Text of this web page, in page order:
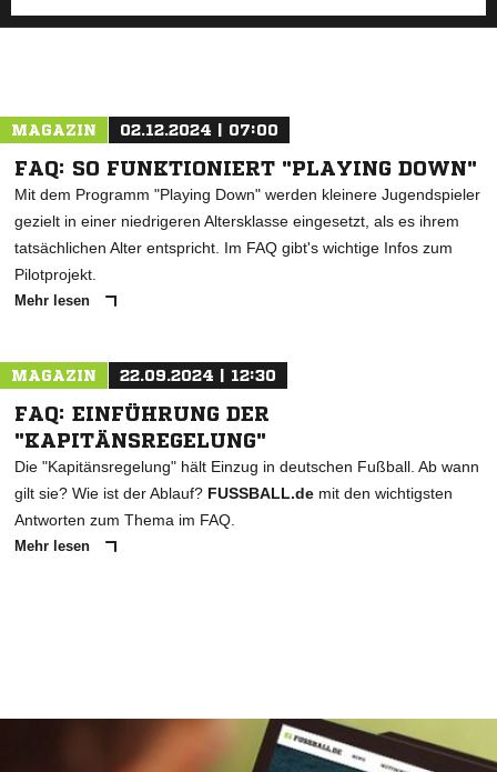
MAGAZIN 02.12.2024 | 07:00
FAQ: SO FUNKTIONIERT "PLAYING DOWN"
Mit dem Programm "Playing Down" werden kleinere Jugendspieler
gezielt in einer niedrigeren Altersklasse eingesetzt, als es ihrem
tatsächlichen Alter entspricht. Im FAQ gibt's wichtige Infos zum
Pilotprojekt.
Mehr lesen
MAGAZIN 22.09.2024 | 12:30
FAQ: EINFÜHRUNG DER
"KAPITÄNSREGELUNG"
Die "Kapitänsregelung" hält Einzug in deutschen Fußball. Ab wann
gilt sie? Wie ist der Ablauf? FUSSBALL.de mit den wichtigsten
Antworten zum Thema im FAQ.
Mehr lesen